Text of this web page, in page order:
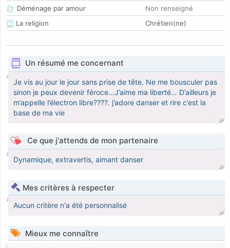
Déménage par amour
Non renseigné
La religion
Chrétien(ne)
Un résumé me concernant
Je vis au jour le jour sans prise de tête. Ne me bousculer pas
sinon je peux devenir féroce…J’aime ma liberté… D’ailleurs je
m’appelle l’électron libre????. j’adore danser et rire c’est la
base de ma vie
Ce que j'attends de mon partenaire
Dynamique, extravertis, aimant danser
Mes critères à respecter
Aucun critère n'a été personnalisé
Mieux me connaître